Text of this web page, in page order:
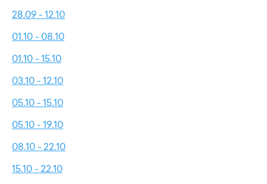
28.09 - 12.10
01.10 - 08.10
01.10 - 15.10
03.10 - 12.10
05.10 - 15.10
05.10 - 19.10
08.10 - 22.10
15.10 - 22.10